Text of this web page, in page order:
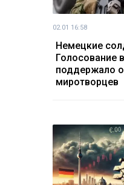
02.01 16:58
Немецкие
Голосование
поддержало
миротворцев